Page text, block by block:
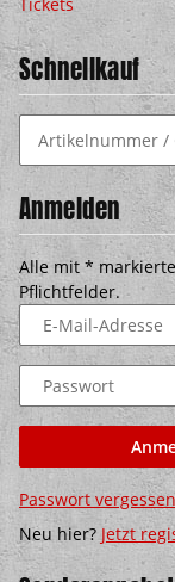
Schnellkauf
Anmelden
Alle mit *
Pflichtfelder.
E-Mail-Adresse
Passwort
Passwort vergessen
Neu hier? Jetzt